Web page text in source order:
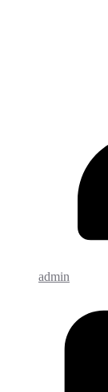
admin